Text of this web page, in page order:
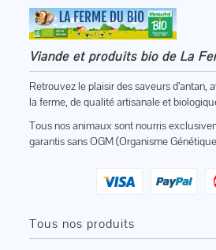
Viande et produits bio de La
Retrouvez le plaisir des saveurs d’antan,
la ferme, de qualité artisanale et
Tous nos animaux sont nourris
garantis sans OGM (Organisme
Tous nos produits